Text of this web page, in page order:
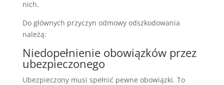
nich.
Do głównych przyczyn odmowy odszkodowania
należą:
Niedopełnienie obowiązków przez
ubezpieczonego
Ubezpieczony musi spełnić pewne obowiązki. To